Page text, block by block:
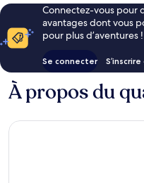
Connectez-vous pour
avantages dont vous
pour plus d’aventures !
Se connecter
À propos du